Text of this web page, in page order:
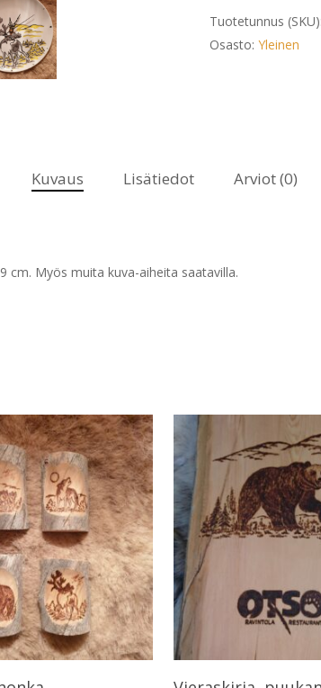
Tuotetunnus (SKU):
Osasto: Yleinen
Kuvaus Lisätiedot Arviot (0)
cm. Myös muita kuva-aiheita saatavilla.
Vaihtoehdoista Lisää